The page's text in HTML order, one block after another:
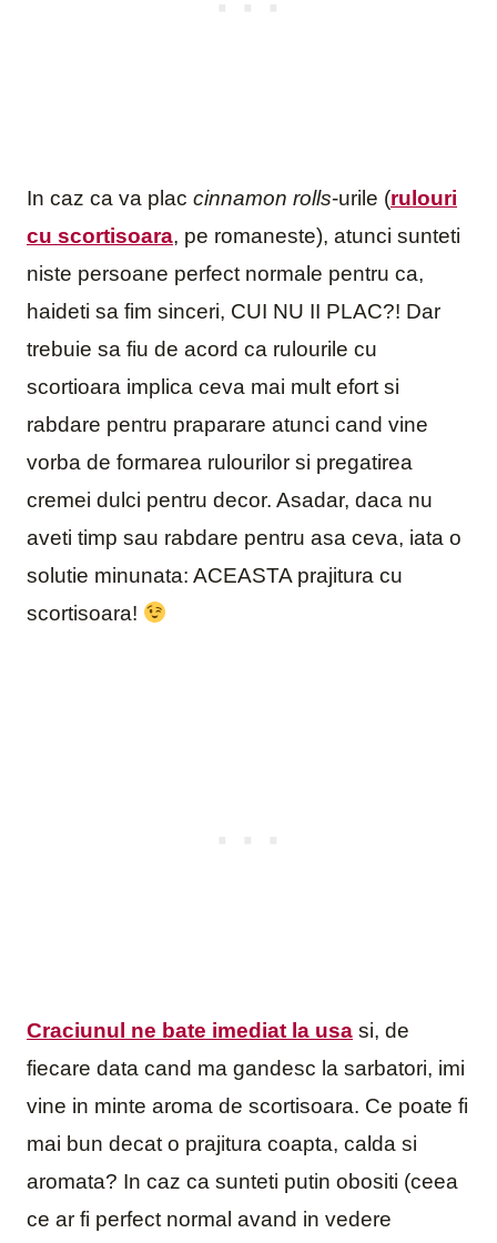
In caz ca va plac cinnamon rolls-urile (rulouri
cu scortisoara, pe romaneste), atunci sunteti
niste persoane perfect normale pentru ca,
haideti sa fim sinceri, CUI NU II PLAC?! Dar
trebuie sa fiu de acord ca rulourile cu
scortioara implica ceva mai mult efort si
rabdare pentru praparare atunci cand vine
vorba de formarea rulourilor si pregatirea
cremei dulci pentru decor. Asadar, daca nu
aveti timp sau rabdare pentru asa ceva, iata o
solutie minunata: ACEASTA prajitura cu
scortisoara!
Craciunul ne bate imediat la usa si, de
fiecare data cand ma gandesc la sarbatori, imi
vine in minte aroma de scortisoara. Ce poate fi
mai bun decat o prajitura coapta, calda si
aromata? In caz ca sunteti putin obositi (ceea
ce ar fi perfect normal avand in vedere